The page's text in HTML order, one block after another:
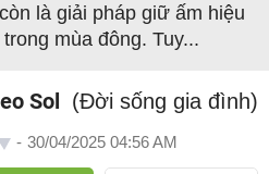
là giải pháp giữ ấm hiệu
mùa đông. Tuy...
Sol (Đời sống gia đình)
- 30/04/2025 04:56 AM